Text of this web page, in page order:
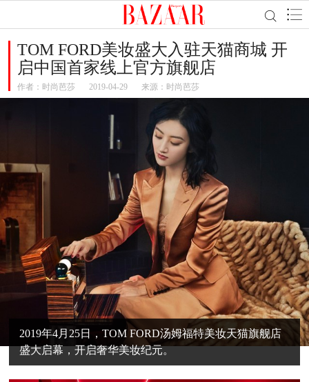
TOM FORD美妆盛大入驻天猫商城 开
启中国首家线上官方旗舰店
作者： 时尚芭莎 2019-04-29 来源：时尚芭莎
2019年4月25日，TOM FORD汤姆福特美妆天猫旗舰店
盛大启幕，开启奢华美妆纪元。